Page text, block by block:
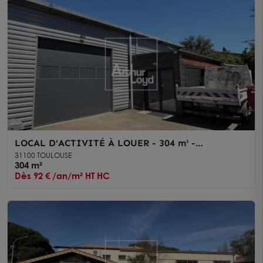
LOCAL D'ACTIVITÉ À LOUER - 304 m² -
TOULOUSE SUD-OUEST - STOCKAGE & BUREAUX -
PARKING CLOS
31100 TOULOUSE
304 m²
Dès 92 € /an/m² HT HC